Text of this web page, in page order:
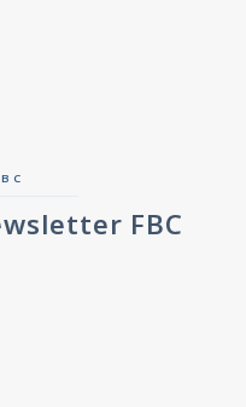
FBC